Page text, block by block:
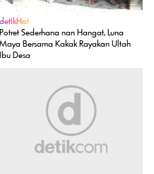
detikHot
Potret Sederhana nan Hangat, Luna
Maya Bersama Kakak Rayakan Ultah
Ibu Desa